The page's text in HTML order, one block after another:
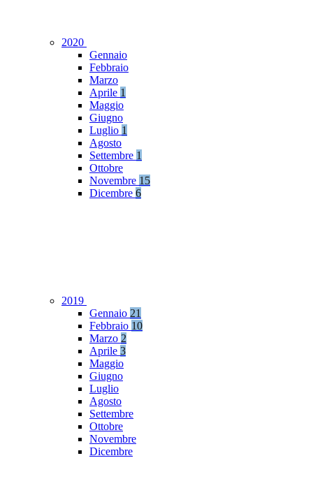
2020
Gennaio
Febbraio
Marzo
Aprile 1
Maggio
Giugno
Luglio 1
Agosto
Settembre 1
Ottobre
Novembre 15
Dicembre 6
2019
Gennaio 21
Febbraio 10
Marzo 2
Aprile 3
Maggio
Giugno
Luglio
Agosto
Settembre
Ottobre
Novembre
Dicembre